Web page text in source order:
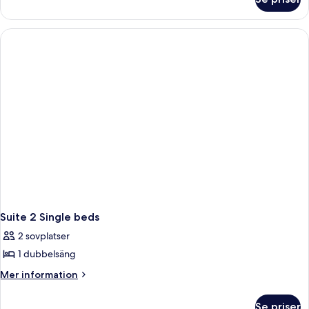
Double
Room
Suite 2 Single beds
2 sovplatser
1 dubbelsäng
Mer information
Mer